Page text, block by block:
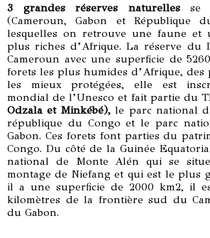
3 grandes réserves naturellesse
(Cameroun, Gabon et République
lesquelles on retrouve une faune et
plus riches d’Afrique. La réserve du
Cameroun avec une superficie de
forets les plus humides d’Afrique, des
les mieux protégées, elle est
mondial de l’Unesco et fait partie du
Odzala et Minkébé), le parc national
république du Congo et le parc
Gabon. Ces forets font parties du
Congo. Du côté de la Guinée
national de Monte Alén qui se
montage de Niefang et qui est le plus
il a une superficie de 2000 km2, il
kilomètres de la frontière sud du
du Gabon.